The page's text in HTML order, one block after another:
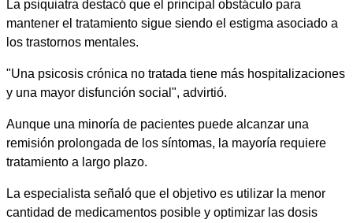
La psiquiatra destacó que el principal obstáculo para
mantener el tratamiento sigue siendo el estigma asociado a
los trastornos mentales.
"Una psicosis crónica no tratada tiene más hospitalizaciones
y una mayor disfunción social", advirtió.
Aunque una minoría de pacientes puede alcanzar una
remisión prolongada de los síntomas, la mayoría requiere
tratamiento a largo plazo.
La especialista señaló que el objetivo es utilizar la menor
cantidad de medicamentos posible y optimizar las dosis